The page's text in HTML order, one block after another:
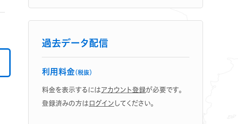
過去データ配信
利用料金（税抜）
料金を表示するにはアカウント登録が必要です。
登録済みの方はログインしてください。